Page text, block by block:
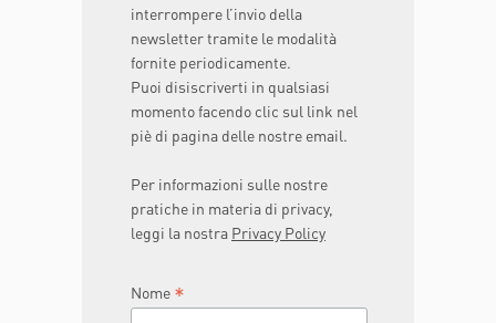
interrompere l’invio della
newsletter tramite le modalità
fornite periodicamente.
Puoi disiscriverti in qualsiasi
momento facendo clic sul link nel
piè di pagina delle nostre email.
Per informazioni sulle nostre
pratiche in materia di privacy,
leggi la nostra Privacy Policy
Nome *